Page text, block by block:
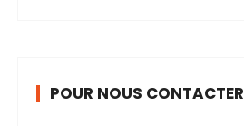
POUR NOUS CONTACTER